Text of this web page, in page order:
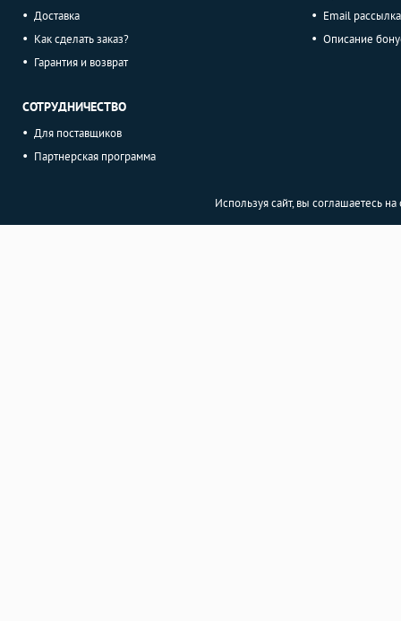
Доставка
Как сделать заказ?
Гарантия и возврат
СОТРУДНИЧЕСТВО
Для поставщиков
Партнерская программа
Email рассылка
Описание
Используя сайт, вы соглашаетесь